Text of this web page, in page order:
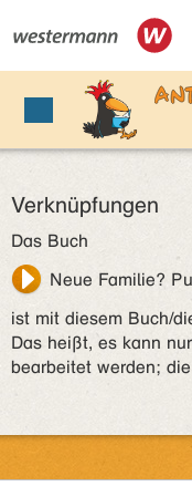
Verknüpfungen
Das Buch
Neue Familie?
ist mit diesem Buch/
Das heißt, es kann
bearbeitet werden;